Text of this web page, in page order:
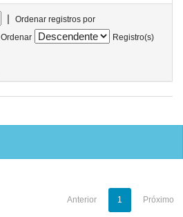
|
Ordenar registros por
Ordenar
Registro(s)
Anterior 1 Próximo